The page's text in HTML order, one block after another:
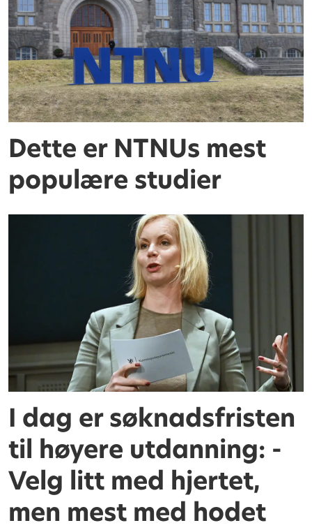
Dette er NTNUs mest
populære studier
I dag er søknadsfristen
til høyere utdanning: -
Velg litt med hjertet,
men mest med hodet